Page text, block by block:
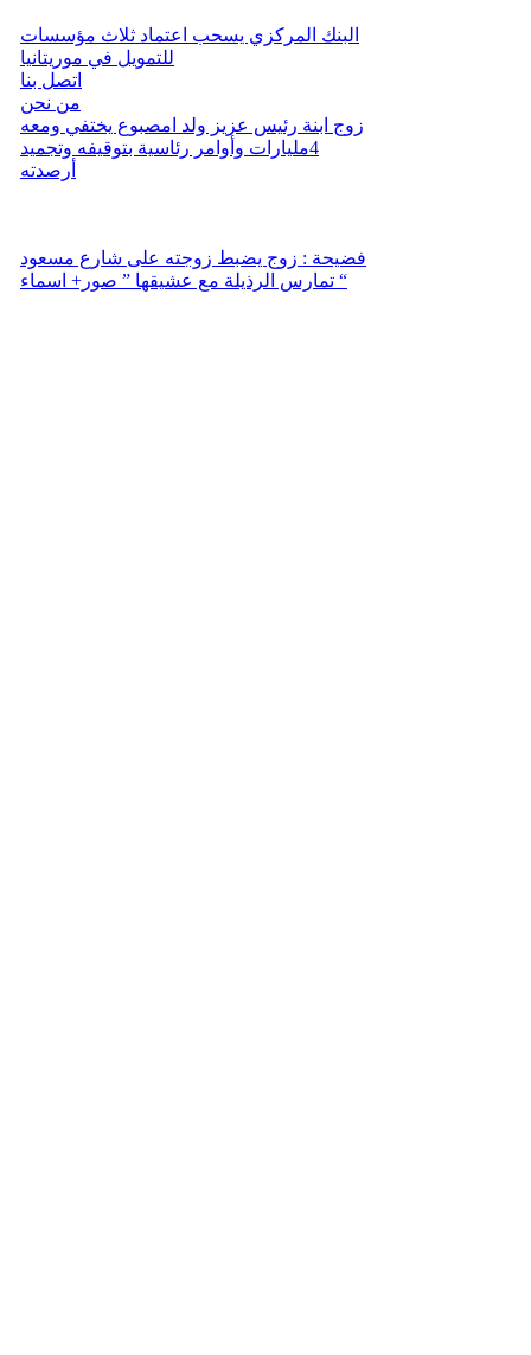
البنك المركزي يسحب اعتماد ثلاث مؤسسات
للتمويل في موريتانيا
اتصل بنا
من نحن
زوج ابنة رئيس عزيز ولد امصبوع يختفي ومعه
4مليارات وأوامر رئاسية بتوقيفه وتجميد
أرصدته
فضيحة : زوج يضبط زوجته على شارع مسعود
تمارس الرذيلة مع عشيقها ” صور+ اسماء “